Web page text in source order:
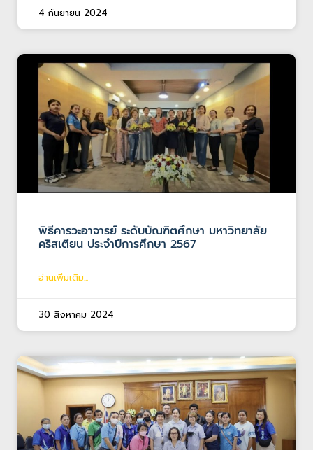
4 กันยายน 2024
พิธีคารวะอาจารย์ ระดับบัณฑิตศึกษา มหาวิทยาลัย
คริสเตียน ประจำปีการศึกษา 2567
อ่านเพิ่มเติม...
30 สิงหาคม 2024